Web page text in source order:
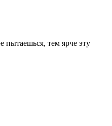
тем ярче эту